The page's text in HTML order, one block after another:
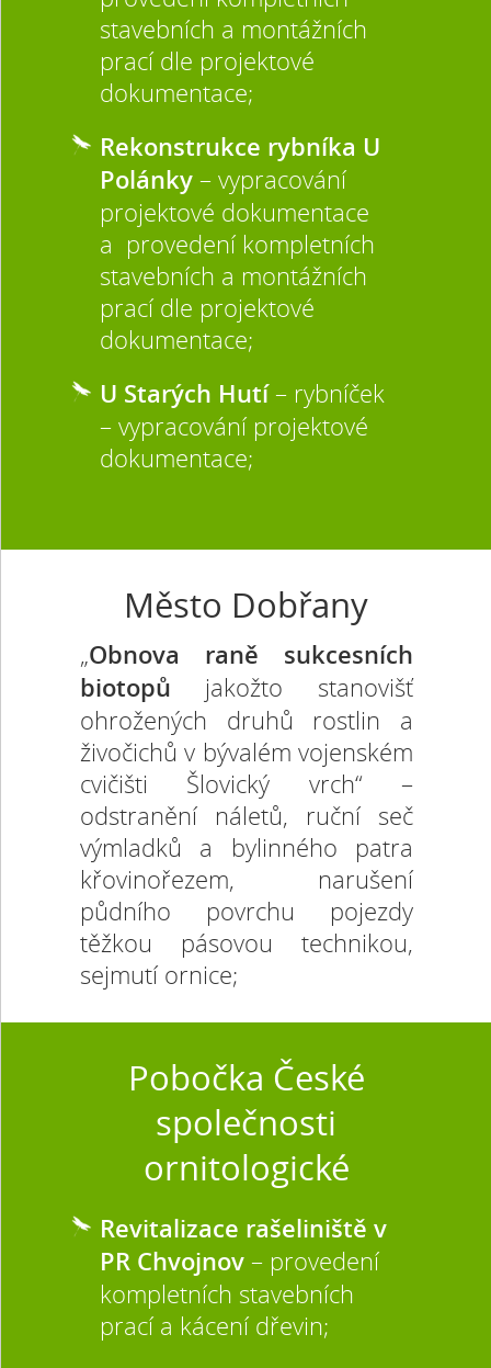
stavebních a montážních
prací dle projektové
dokumentace;
Rekonstrukce rybníka U
Polánky– vypracování
projektové dokumentace
a provedení kompletních
stavebních a montážních
prací dle projektové
dokumentace;
U Starých Hutí– rybníček
– vypracování projektové
dokumentace;
Město Dobřany
„Obnova raně sukcesních
biotopů jakožto stanovišť
ohrožených druhů rostlin a
živočichů v bývalém vojenském
cvičišti Šlovický vrch“ –
odstranění náletů, ruční seč
výmladků a bylinného patra
křovinořezem, narušení
půdního povrchu pojezdy
těžkou pásovou technikou,
sejmutí ornice;
Pobočka České
společnosti
ornitologické
Revitalizace rašeliniště v
PR Chvojnov– provedení
kompletních stavebních
prací a kácení dřevin;